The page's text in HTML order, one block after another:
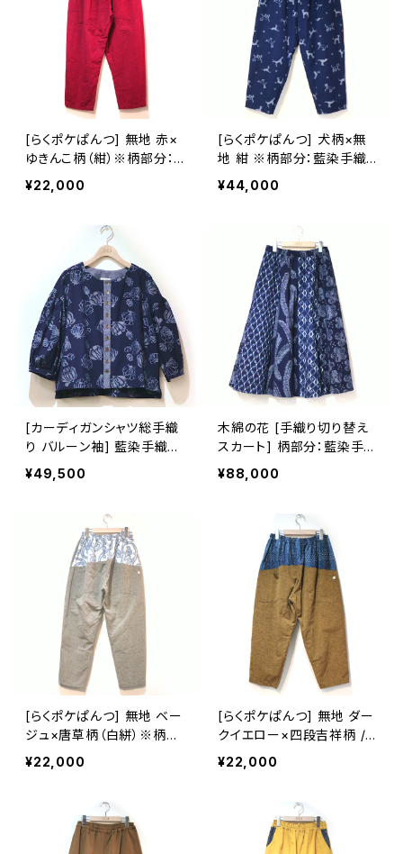
[らくポケぱんつ] 無地 赤×
ゆきんこ柄（紺）※柄部分：
手織り久留米絣使用 池田
絣工房
¥22,000
[らくポケぱんつ] 犬柄×無
地 紺 ※柄部分：藍染手織
り久留米絣使用 池田絣工
¥44,000
[カーディガンシャツ総手織
り バルーン袖] 藍染手織り
蓮華乱舞柄 久留米絣使用
池田絣工房
¥49,500
木綿の花 [手織り切り替え
スカート] 柄部分：藍染手織
り 久留米絣使用
¥88,000
[らくポケぱんつ] 無地 ベー
ジュ×唐草柄（白絣）※柄部
分：手織り久留米絣使用 池
田絣工房
¥22,000
[らくポケぱんつ] 無地 ダー
クイエロー×四段吉祥柄 /
縞 ※柄部分：藍染手織り久
留米絣使用 池田絣工房
¥22,000